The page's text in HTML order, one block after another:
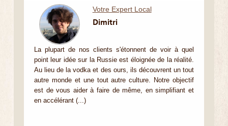
Votre Expert Local
Dimitri
La plupart de nos clients s'étonnent de voir à quel
point leur idée sur la Russie est éloignée de la réalité.
Au lieu de la vodka et des ours, ils découvrent un tout
autre monde et une tout autre culture. Notre objectif
est de vous aider à faire de même, en simplifiant et
en accélérant (...)